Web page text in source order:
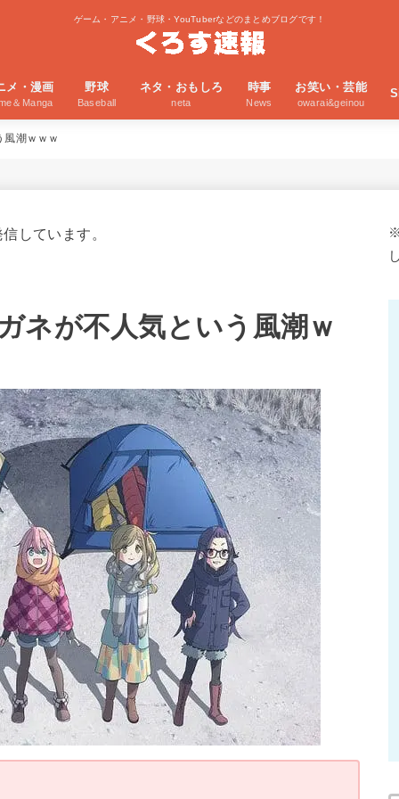
ゲーム・アニメ・野球・YouTuberなどのまとめブログです！
メ・漫画
＆Manga
野球
Baseball
ネタ・おもしろ
neta
時事
News
お笑い・芸能
owarai&geinou
潮ｗｗｗ
しています。
ネが不人気という風潮ｗ